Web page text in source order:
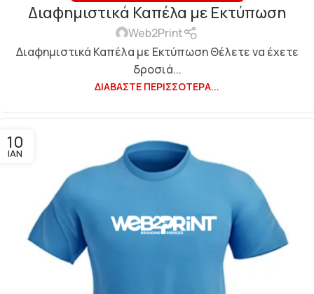
Διαφημιστικά Καπέλα με Εκτύπωση
Web2Print
Διαφημιστικά Καπέλα με Εκτύπωση Θέλετε να έχετε
δροσιά...
ΔΙΑΒΆΣΤΕ ΠΕΡΙΣΣΌΤΕΡΑ...
10
ΙΑΝ